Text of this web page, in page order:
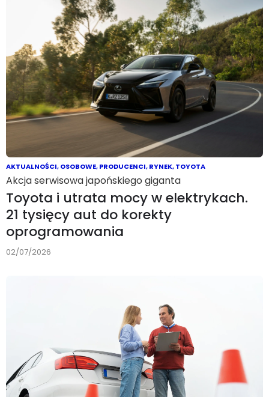
AKTUALNOŚCI,OSOBOWE,PRODUCENCI,RYNEK,TOYOTA
Akcja serwisowa japońskiego giganta
Toyota i utrata mocy w elektrykach.
21 tysięcy aut do korekty
oprogramowania
02/07/2026